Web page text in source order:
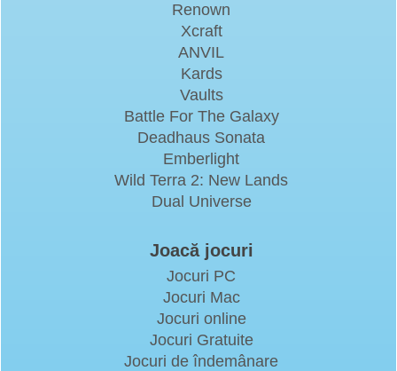
Renown
Xcraft
ANVIL
Kards
Vaults
Battle For The Galaxy
Deadhaus Sonata
Emberlight
Wild Terra 2: New Lands
Dual Universe
Joacă jocuri
Jocuri PC
Jocuri Mac
Jocuri online
Jocuri Gratuite
Jocuri de îndemânare